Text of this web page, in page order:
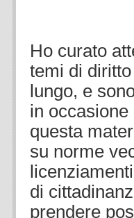
Ho curato
temi di
lungo, e
in
questa
su norme
di
prendere